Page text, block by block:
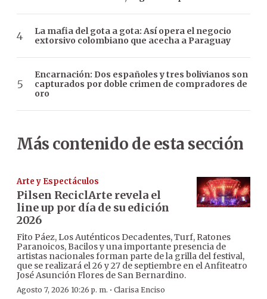
La mafia del gota a gota: Así opera el negocio
extorsivo colombiano que acecha a Paraguay
Encarnación: Dos españoles y tres bolivianos son
capturados por doble crimen de compradores de
oro
Más contenido de esta sección
Arte y Espectáculos
Pilsen ReciclArte revela el
line up por día de su edición
2026
Fito Páez, Los Auténticos Decadentes, Turf, Ratones
Paranoicos, Bacilos y una importante presencia de
artistas nacionales forman parte de la grilla del festival,
que se realizará el 26 y 27 de septiembre en el Anfiteatro
José Asunción Flores de San Bernardino.
Agosto 7, 2026 10:26 p. m. · Clarisa Enciso